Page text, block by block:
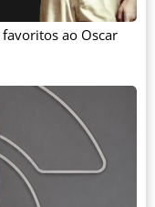
ao Oscar